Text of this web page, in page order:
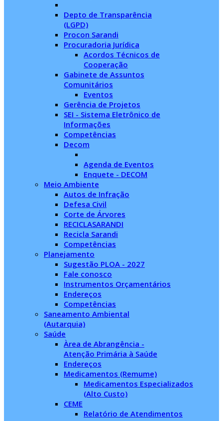
Depto de Transparência
(LGPD)
Procon Sarandi
Procuradoria Jurídica
Acordos Técnicos de
Cooperação
Gabinete de Assuntos
Comunitários
Eventos
Gerência de Projetos
SEI - Sistema Eletrônico de
Informações
Competências
Decom
Agenda de Eventos
Enquete - DECOM
Meio Ambiente
Autos de Infração
Defesa Civil
Corte de Árvores
RECICLASARANDI
Recicla Sarandi
Competências
Planejamento
Sugestão PLOA - 2027
Fale conosco
Instrumentos Orçamentários
Endereços
Competências
Saneamento Ambiental
(Autarquia)
Saúde
Àrea de Abrangência -
Atenção Primária à Saúde
Endereços
Medicamentos (Remume)
Medicamentos Especializados
(Alto Custo)
CEME
Relatório de Atendimentos